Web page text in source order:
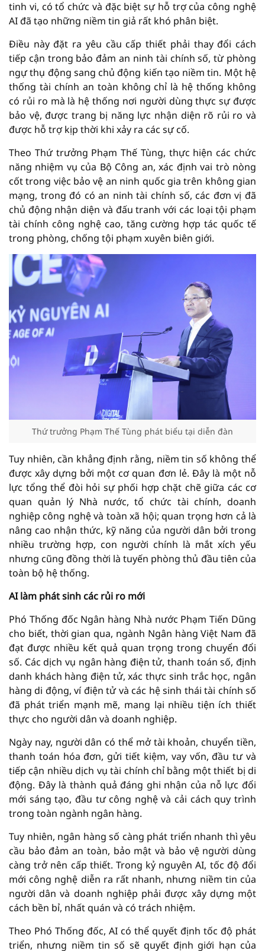
tinh vi, có tổ chức và đặc biệt sự hỗ trợ của công nghệ
AI đã tạo những niềm tin giả rất khó phân biệt.
Điều này đặt ra yêu cầu cấp thiết phải thay đổi cách
tiếp cận trong bảo đảm an ninh tài chính số, từ phòng
ngự thụ động sang chủ động kiến tạo niềm tin. Một hệ
thống tài chính an toàn không chỉ là hệ thống không
có rủi ro mà là hệ thống nơi người dùng thực sự được
bảo vệ, được trang bị năng lực nhận diện rõ rủi ro và
được hỗ trợ kịp thời khi xảy ra các sự cố.
Theo Thứ trưởng Phạm Thế Tùng, thực hiện các chức
năng nhiệm vụ của Bộ Công an, xác định vai trò nòng
cốt trong việc bảo vệ an ninh quốc gia trên không gian
mạng, trong đó có an ninh tài chính số, các đơn vị đã
chủ động nhận diện và đấu tranh với các loại tội phạm
tài chính công nghệ cao, tăng cường hợp tác quốc tế
trong phòng, chống tội phạm xuyên biên giới.
Thứ trưởng Phạm Thế Tùng phát biểu tại diễn đàn
Tuy nhiên, cần khẳng định rằng, niềm tin số không thể
được xây dựng bởi một cơ quan đơn lẻ. Đây là một nỗ
lực tổng thể đòi hỏi sự phối hợp chặt chẽ giữa các cơ
quan quản lý Nhà nước, tổ chức tài chính, doanh
nghiệp công nghệ và toàn xã hội; quan trọng hơn cả là
nâng cao nhận thức, kỹ năng của người dân bởi trong
nhiều trường hợp, con người chính là mắt xích yếu
nhưng cũng đồng thời là tuyến phòng thủ đầu tiên của
toàn bộ hệ thống.
AI làm phát sinh các rủi ro mới
Phó Thống đốc Ngân hàng Nhà nước Phạm Tiến Dũng
cho biết, thời gian qua, ngành Ngân hàng Việt Nam đã
đạt được nhiều kết quả quan trọng trong chuyển đổi
số. Các dịch vụ ngân hàng điện tử, thanh toán số, định
danh khách hàng điện tử, xác thực sinh trắc học, ngân
hàng di động, ví điện tử và các hệ sinh thái tài chính số
đã phát triển mạnh mẽ, mang lại nhiều tiện ích thiết
thực cho người dân và doanh nghiệp.
Ngày nay, người dân có thể mở tài khoản, chuyển tiền,
thanh toán hóa đơn, gửi tiết kiệm, vay vốn, đầu tư và
tiếp cận nhiều dịch vụ tài chính chỉ bằng một thiết bị di
động. Đây là thành quả đáng ghi nhận của nỗ lực đổi
mới sáng tạo, đầu tư công nghệ và cải cách quy trình
trong toàn ngành ngân hàng.
Tuy nhiên, ngân hàng số càng phát triển nhanh thì yêu
cầu bảo đảm an toàn, bảo mật và bảo vệ người dùng
càng trở nên cấp thiết. Trong kỷ nguyên AI, tốc độ đổi
mới công nghệ diễn ra rất nhanh, nhưng niềm tin của
người dân và doanh nghiệp phải được xây dựng một
cách bền bỉ, nhất quán và có trách nhiệm.
Theo Phó Thống đốc, AI có thể quyết định tốc độ phát
triển, nhưng niềm tin số sẽ quyết định giới hạn của